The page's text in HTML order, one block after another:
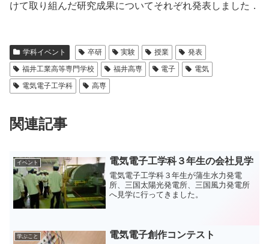
けて取り組んだ研究成果についてそれぞれ発表しました．
学科イベント 卒研 実験 授業
発表
福井工業高等専門学校
福井高専 電子
電気
電気電子工学科
高専
関連記事
イベント 電気電子工学科３年生の会社見学
電気電子工学科３年生が蒲生水力発電
所、三国太陽光発電所、三国風力発電所
へ見学に行ってきました。
学ぶこと 電気電子創作コンテスト